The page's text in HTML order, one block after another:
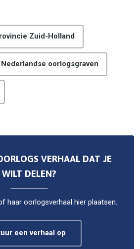
Zuid-Holland
Nederlandse oorlogsgraven
VERHAAL DAT JE
WILT DELEN?
haar oorlogsverhaal hier plaatsen.
een verhaal op